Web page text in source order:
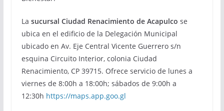
La sucursal Ciudad Renacimiento de Acapulco se
ubica en el edificio de la Delegación Municipal
ubicado en Av. Eje Central Vicente Guerrero s/n
esquina Circuito Interior, colonia Ciudad
Renacimiento, CP 39715. Ofrece servicio de lunes a
viernes de 8:00h a 18:00h; sábados de 9:00h a
12:30h https://maps.app.goo.gl